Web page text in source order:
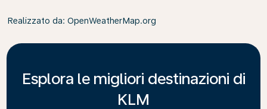
Realizzato da: OpenWeatherMap.org
Esplora le migliori destinazioni di
KLM